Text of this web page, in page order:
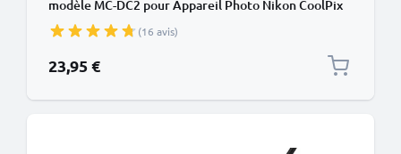
modèle MC-DC2 pour Appareil Photo Nikon CoolPix
P1000 D3100 D3300 D5000 D5500 D5600 D7200
D7500 D90 Z 6 Z 7 - Déclencheur à Distance sans fil
pour Caméras Photo
(16 avis)
23,95 €